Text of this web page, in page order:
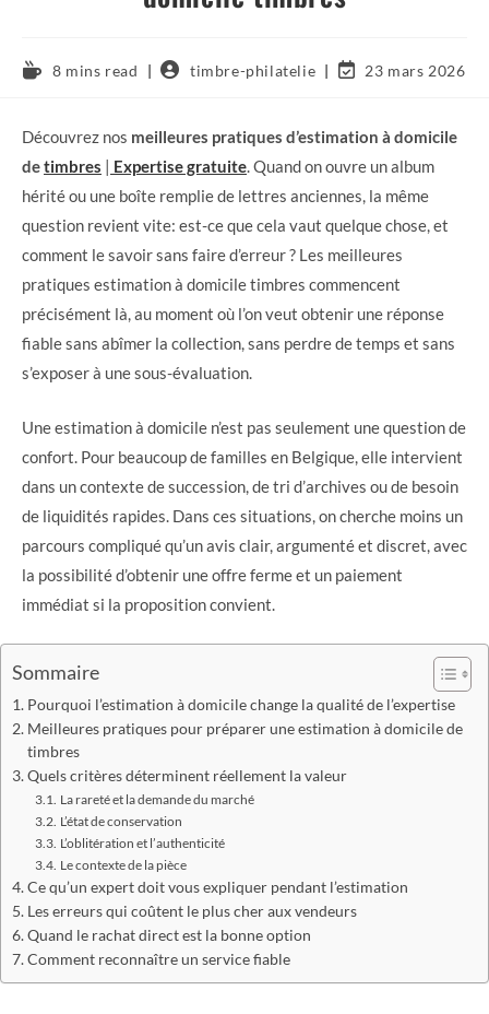
8 mins read timbre-philatelie 23 mars 2026
Découvrez nos meilleures pratiques d’estimation à domicile
detimbres Expertise gratuite. Quand on ouvre un album
hérité ou une boîte remplie de lettres anciennes, la même
question revient vite: est-ce que cela vaut quelque chose, et
comment le savoir sans faire d’erreur ? Les meilleures
pratiques estimation à domicile timbres commencent
précisément là, au moment où l’on veut obtenir une réponse
fiable sans abîmer la collection, sans perdre de temps et sans
s’exposer à une sous-évaluation.
Une estimation à domicile n’est pas seulement une question de
confort. Pour beaucoup de familles en Belgique, elle intervient
dans un contexte de succession, de tri d’archives ou de besoin
de liquidités rapides. Dans ces situations, on cherche moins un
parcours compliqué qu’un avis clair, argumenté et discret, avec
la possibilité d’obtenir une offre ferme et un paiement
immédiat si la proposition convient.
Sommaire
Pourquoi l’estimation à domicile change la qualité de l’expertise
Meilleures pratiques pour préparer une estimation à domicile de
timbres
Quels critères déterminent réellement la valeur
La rareté et la demande du marché
L’état de conservation
L’oblitération et l’authenticité
Le contexte de la pièce
Ce qu’un expert doit vous expliquer pendant l’estimation
Les erreurs qui coûtent le plus cher aux vendeurs
Quand le rachat direct est la bonne option
Comment reconnaître un service fiable